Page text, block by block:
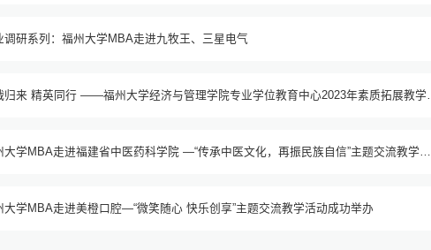
调研系列：福州大学MBA走进九牧王、三星电气
——福州大学经济与管理学院专业学位教育中心2023年素质拓展教学活
大学MBA走进福建省中医药科学院 —“传承中医文化，再振民族自信”主题交流教学活
福州大学MBA走进美橙口腔—“微笑随心 快乐创享”主题交流教学活动成功举办